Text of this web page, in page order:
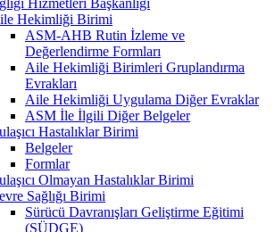
Hekimliği Birimi
ASM-AHB Rutin İzleme ve
Değerlendirme Formları
Aile Hekimliği Birimleri Gruplandırma
Evrakları
Aile Hekimliği Uygulama Diğer Evraklar
ASM İle İlgili Diğer Belgeler
Hastalıklar Birimi
Belgeler
Formlar
Olmayan Hastalıklar Birimi
Sağlığı Birimi
Sürücü Davranışları Geliştirme Eğitimi
(SÜDGE)